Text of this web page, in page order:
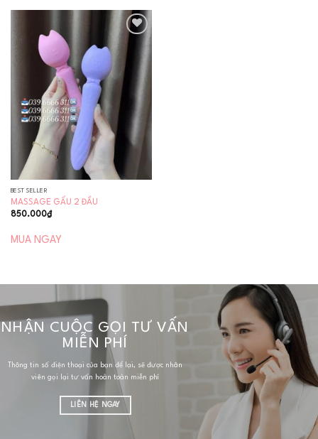
Add to
BEST SELLER
MASSAGE GẤU 2 ĐẦU
850.000₫
MUA NGAY
NHẬN CUỘC GỌI TƯ VẤN
MIỄN PHÍ
Thông tin số điện thoại của bạn để lại, sẽ được nhân
viên gọi lại tư vấn hoàn toàn miễn phí
LIÊN HỆ NGAY